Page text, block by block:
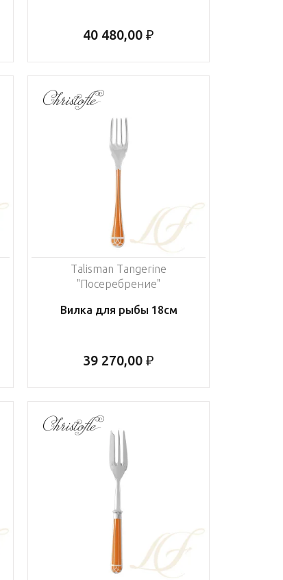
40 480,00 ₽
Talisman Tangerine
"Посеребрение"
Вилка для рыбы 18см
39 270,00 ₽